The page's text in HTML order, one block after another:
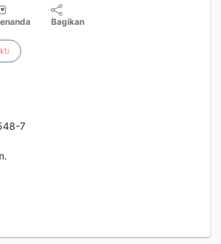
Bagikan
7